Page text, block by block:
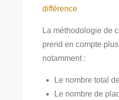
différence
La méthodologie de
prend en compte
notamment :
Le nombre total
Le nombre de